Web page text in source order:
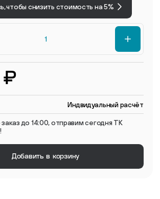
чтобы снизить стоимость на 5%
₽
Индвидуальный расчёт
до 14:00, отправим сегодня ТК
Добавить в корзину